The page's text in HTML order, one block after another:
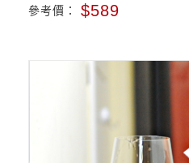
參考價： $589